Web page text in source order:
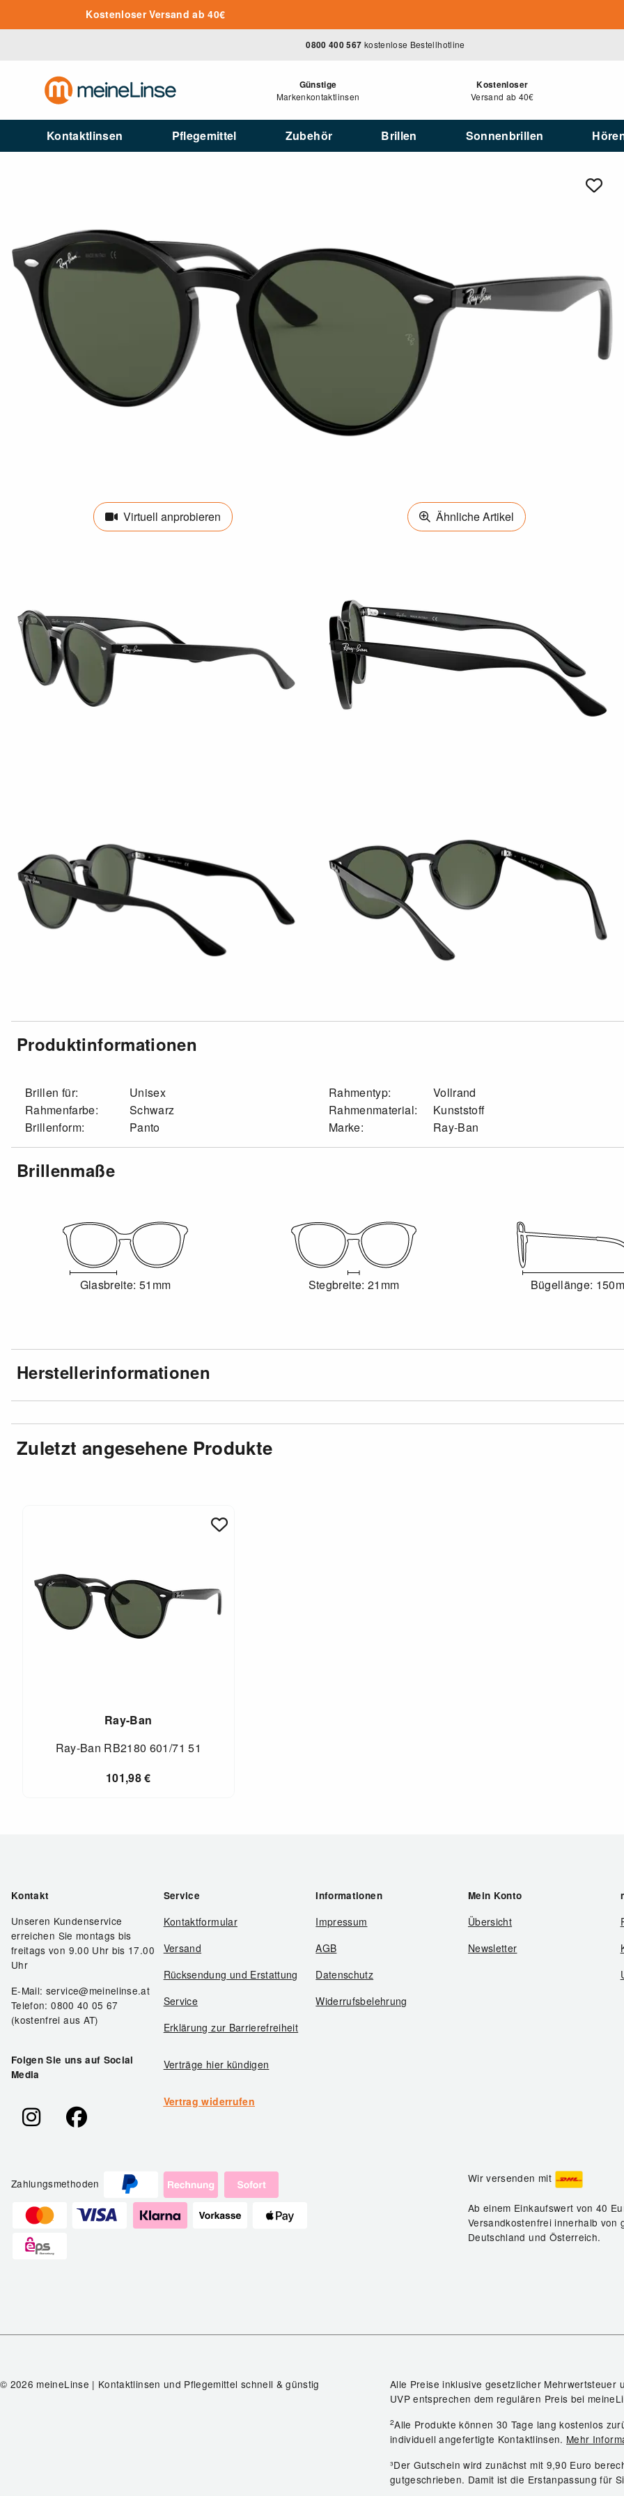
Zum Hauptinhalt springenKostenloser Versand ab 40€
0800 400 567 kostenlose Bestellhotline
Günstige
Markenkontaktlinsen
Kostenloser
Versand ab 40€
Kontaktlinsen Pflegemittel Zubehör Brillen Sonnenbrillen
Virtuell anprobieren Ähnliche Artikel
Produktinformationen
Brillen für:
Unisex
Rahmenfarbe:
Schwarz
Brillenform:
Panto
Rahmentyp:
Vollrand
Rahmenmaterial:
Kunststoff
Marke:
Ray-Ban
Brillenmaße
Glasbreite: 51mm Stegbreite: 21mm Bügellänge:
Herstellerinformationen
Zuletzt angesehene Produkte
Ray-Ban
Ray-Ban RB2180 601/71 51
101,98€
Kontakt
Unseren Kundenservice
erreichen Sie montags bis
freitags von 9.00 Uhr bis 17.00
Uhr
E-Mail: service@meinelinse.at
Telefon: 0800 40 05 67
(kostenfrei aus AT)
Folgen Sie uns auf Social
Media
Service
Kontaktformular
Versand
Rücksendung und Erstattung
Service
Erklärung zur Barrierefreiheit
Verträge hier kündigen
Vertrag widerrufen
Informationen
Impressum
AGB
Datenschutz
Widerrufsbelehrung
Mein Konto
Übersicht
Newsletter
Zahlungsmethoden Wir versenden mit
Ab einem Einkaufswert von 40
Versandkostenfrei innerhalb von
Deutschland und Österreich.
© 2026 meineLinse | Kontaktlinsen und Pflegemittel schnell & günstig
Alle Preise inklusive gesetzlicher Mehrwertsteuer
UVP entsprechen dem regulären Preis bei
2Alle Produkte können 30 Tage lang kostenlos
individuell angefertigte Kontaktlinsen. Mehr
³Der Gutschein wird zunächst mit 9,90 Euro
gutgeschrieben. Damit ist die Erstanpassung für